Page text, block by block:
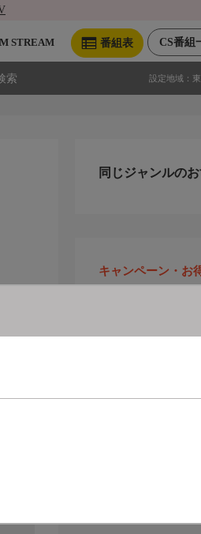
CS番組
番組表
STREAM
索 設定地域：
同じジャンルの
キャンペーン・お